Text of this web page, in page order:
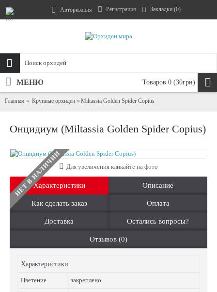
Авторизация Регистрация Закладки (0)
Товаров 0 (30грн)
МЕНЮ
Главная Крупные орхидеи Miltassia Golden Spider Copius
Онцидиум (Miltassia Golden Spider Copius)
НЕТ В НАЛИЧИИ Для увеличения кликайте на фото
Характеристики Описание
Как сделать заказ Оплата
Доставка Остались вопросы?
Отзывов (0)
Характеристики
Цветение закреплено